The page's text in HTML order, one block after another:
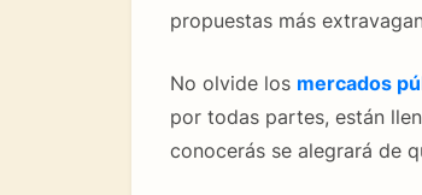
propuestas más
No olvide los mercados
por todas partes, están
conocerás se alegrará de